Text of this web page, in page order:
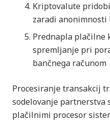
Kriptovalute
zaradi
Prednapla plačilne
spremljanje pri
bančnega računom
Procesiranje transakcij
sodelovanje partnerstva
plačilnimi procesor